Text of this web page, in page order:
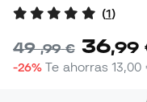
(1)
49,99 € 36,99
-26% Te ahorras13,00